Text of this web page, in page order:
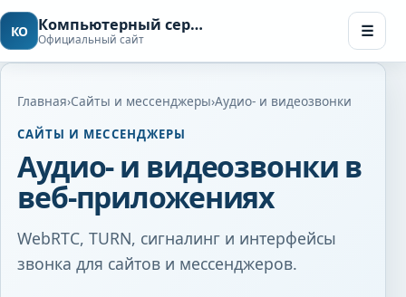
КО Компьютерный сервис в Чебоксарах
Официальный сайт ☰
Главная›Сайты и мессенджеры›Аудио- и видеозвонки
САЙТЫ И МЕССЕНДЖЕРЫ
Аудио- и видеозвонки в
веб-приложениях
WebRTC, TURN, сигналинг и интерфейсы
звонка для сайтов и мессенджеров.